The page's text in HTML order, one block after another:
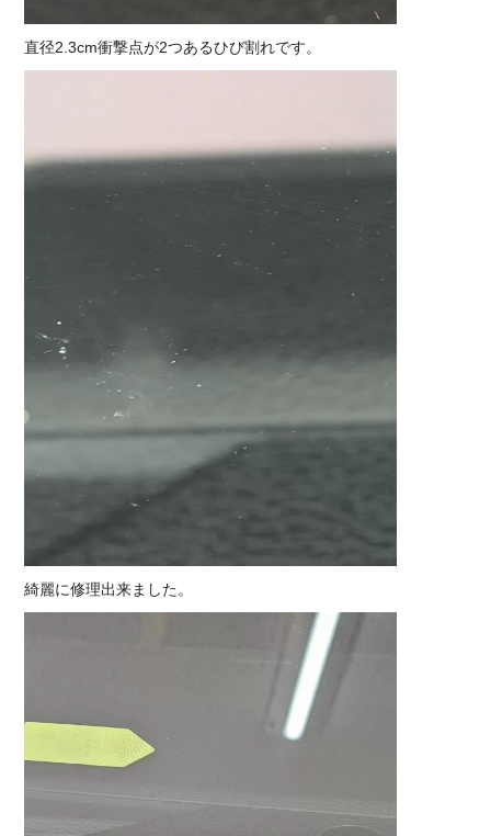
直径2.3cm衝撃点が2つあるひび割れです。
綺麗に修理出来ました。